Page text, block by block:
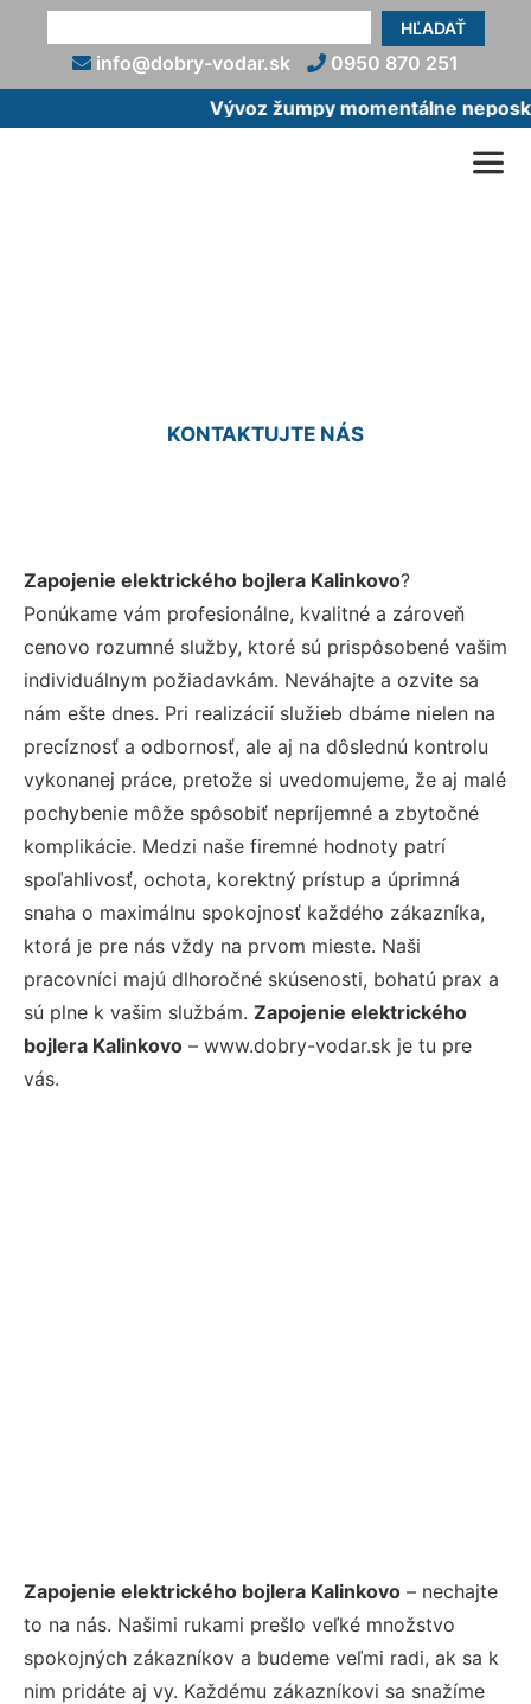
HĽADAŤ
info@dobry-vodar.sk
0950 870 251
Vývoz žumpy momentálne
KONTAKTUJTE NÁS
Zapojenie elektrického bojlera Kalinkovo?
Ponúkame vám profesionálne, kvalitné a zároveň
cenovo rozumné služby, ktoré sú prispôsobené vašim
individuálnym požiadavkám. Neváhajte a ozvite sa
nám ešte dnes. Pri realizácií služieb dbáme nielen na
precíznosť a odbornosť, ale aj na dôslednú kontrolu
vykonanej práce, pretože si uvedomujeme, že aj malé
pochybenie môže spôsobiť nepríjemné a zbytočné
komplikácie. Medzi naše firemné hodnoty patrí
spoľahlivosť, ochota, korektný prístup a úprimná
snaha o maximálnu spokojnosť každého zákazníka,
ktorá je pre nás vždy na prvom mieste. Naši
pracovníci majú dlhoročné skúsenosti, bohatú prax a
sú plne k vašim službám. Zapojenie elektrického
bojlera Kalinkovo – www.dobry-vodar.sk je tu pre
vás.
Zapojenie elektrického bojlera Kalinkovo – nechajte
to na nás. Našimi rukami prešlo veľké množstvo
spokojných zákazníkov a budeme veľmi radi, ak sa k
nim pridáte aj vy. Každému zákazníkovi sa snažíme